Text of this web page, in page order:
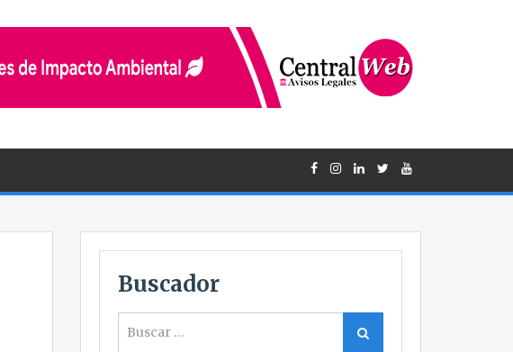
Buscador
Buscar